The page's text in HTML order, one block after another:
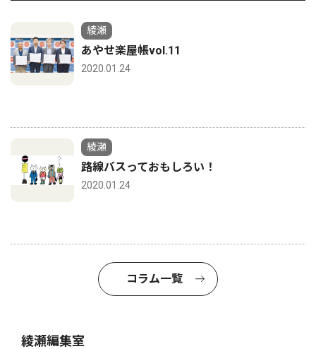
綾瀬
あやせ楽屋帳vol.11
2020.01.24
綾瀬
路線バスっておもしろい！
2020.01.24
コラム一覧
綾瀬編集室